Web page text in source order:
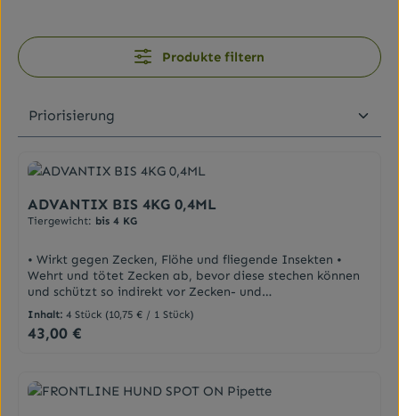
Produkte filtern
ADVANTIX BIS 4KG 0,4ML
Tiergewicht: bis 4 KG
• Wirkt gegen Zecken, Flöhe und fliegende Insekten •
Wehrt und tötet Zecken ab, bevor diese stechen können
und schützt so indirekt vor Zecken- und
Mückenübertragenen Krankheitserregern • Gegen
typische, in Urlaubsregionen vorkommende Stechmücken,
Stechfliegen und Sandmücken • Die Lösung ist
angewendet werden Repellierend bedeutet, dass diese
Parasiten nicht stechen müssen, um den Wirkstoff
Inhalt:4 Stück (10,75 € / 1 Stück)
Regulärer Preis:
43,00 €